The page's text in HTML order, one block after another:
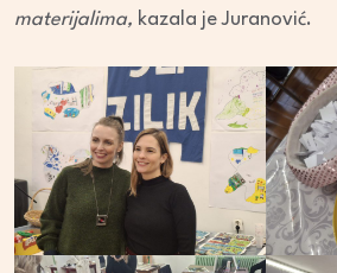
materijalima, kazala je Juranović.